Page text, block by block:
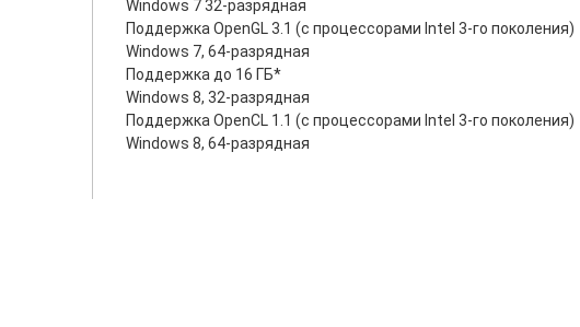
Windows 7 32-разрядная
Поддержка OpenGL 3.1 (с процессорами Intel 3-го поколения)
Windows 7, 64-разрядная
Поддержка до 16 ГБ*
Windows 8, 32-разрядная
Поддержка OpenCL 1.1 (с процессорами Intel 3-го поколения)
Windows 8, 64-разрядная